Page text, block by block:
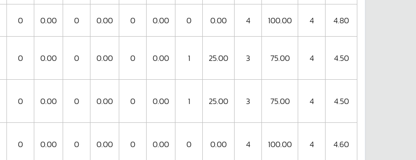
0 0.00 0 0.00 0 0.00 0 0.00 4 100.00 4 4.80
0 0.00 0 0.00 0 0.00 1 25.00 3 75.00 4 4.50
0 0.00 0 0.00 0 0.00 1 25.00 3 75.00 4 4.50
0 0.00 0 0.00 0 0.00 0 0.00 4 100.00 4 4.60